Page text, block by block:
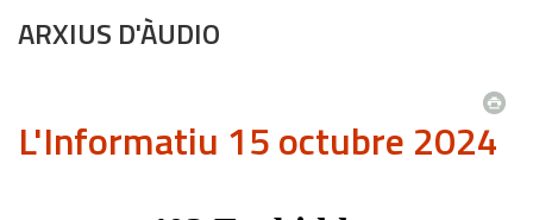
ARXIUS D'ÀUDIO
L'Informatiu 15 octubre 2024